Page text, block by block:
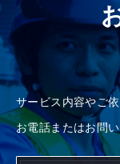
ゲ
ー
シ
ョ
ン
サービス内容やご
お電話またはお問